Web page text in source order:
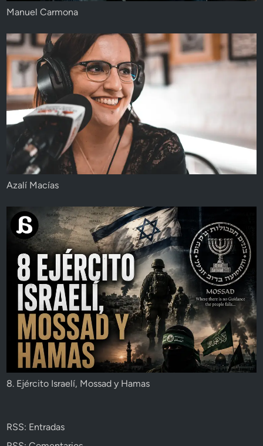
Manuel Carmona
Azalí Macías
8. Ejército Israelí, Mossad y Hamas
RSS: Entradas